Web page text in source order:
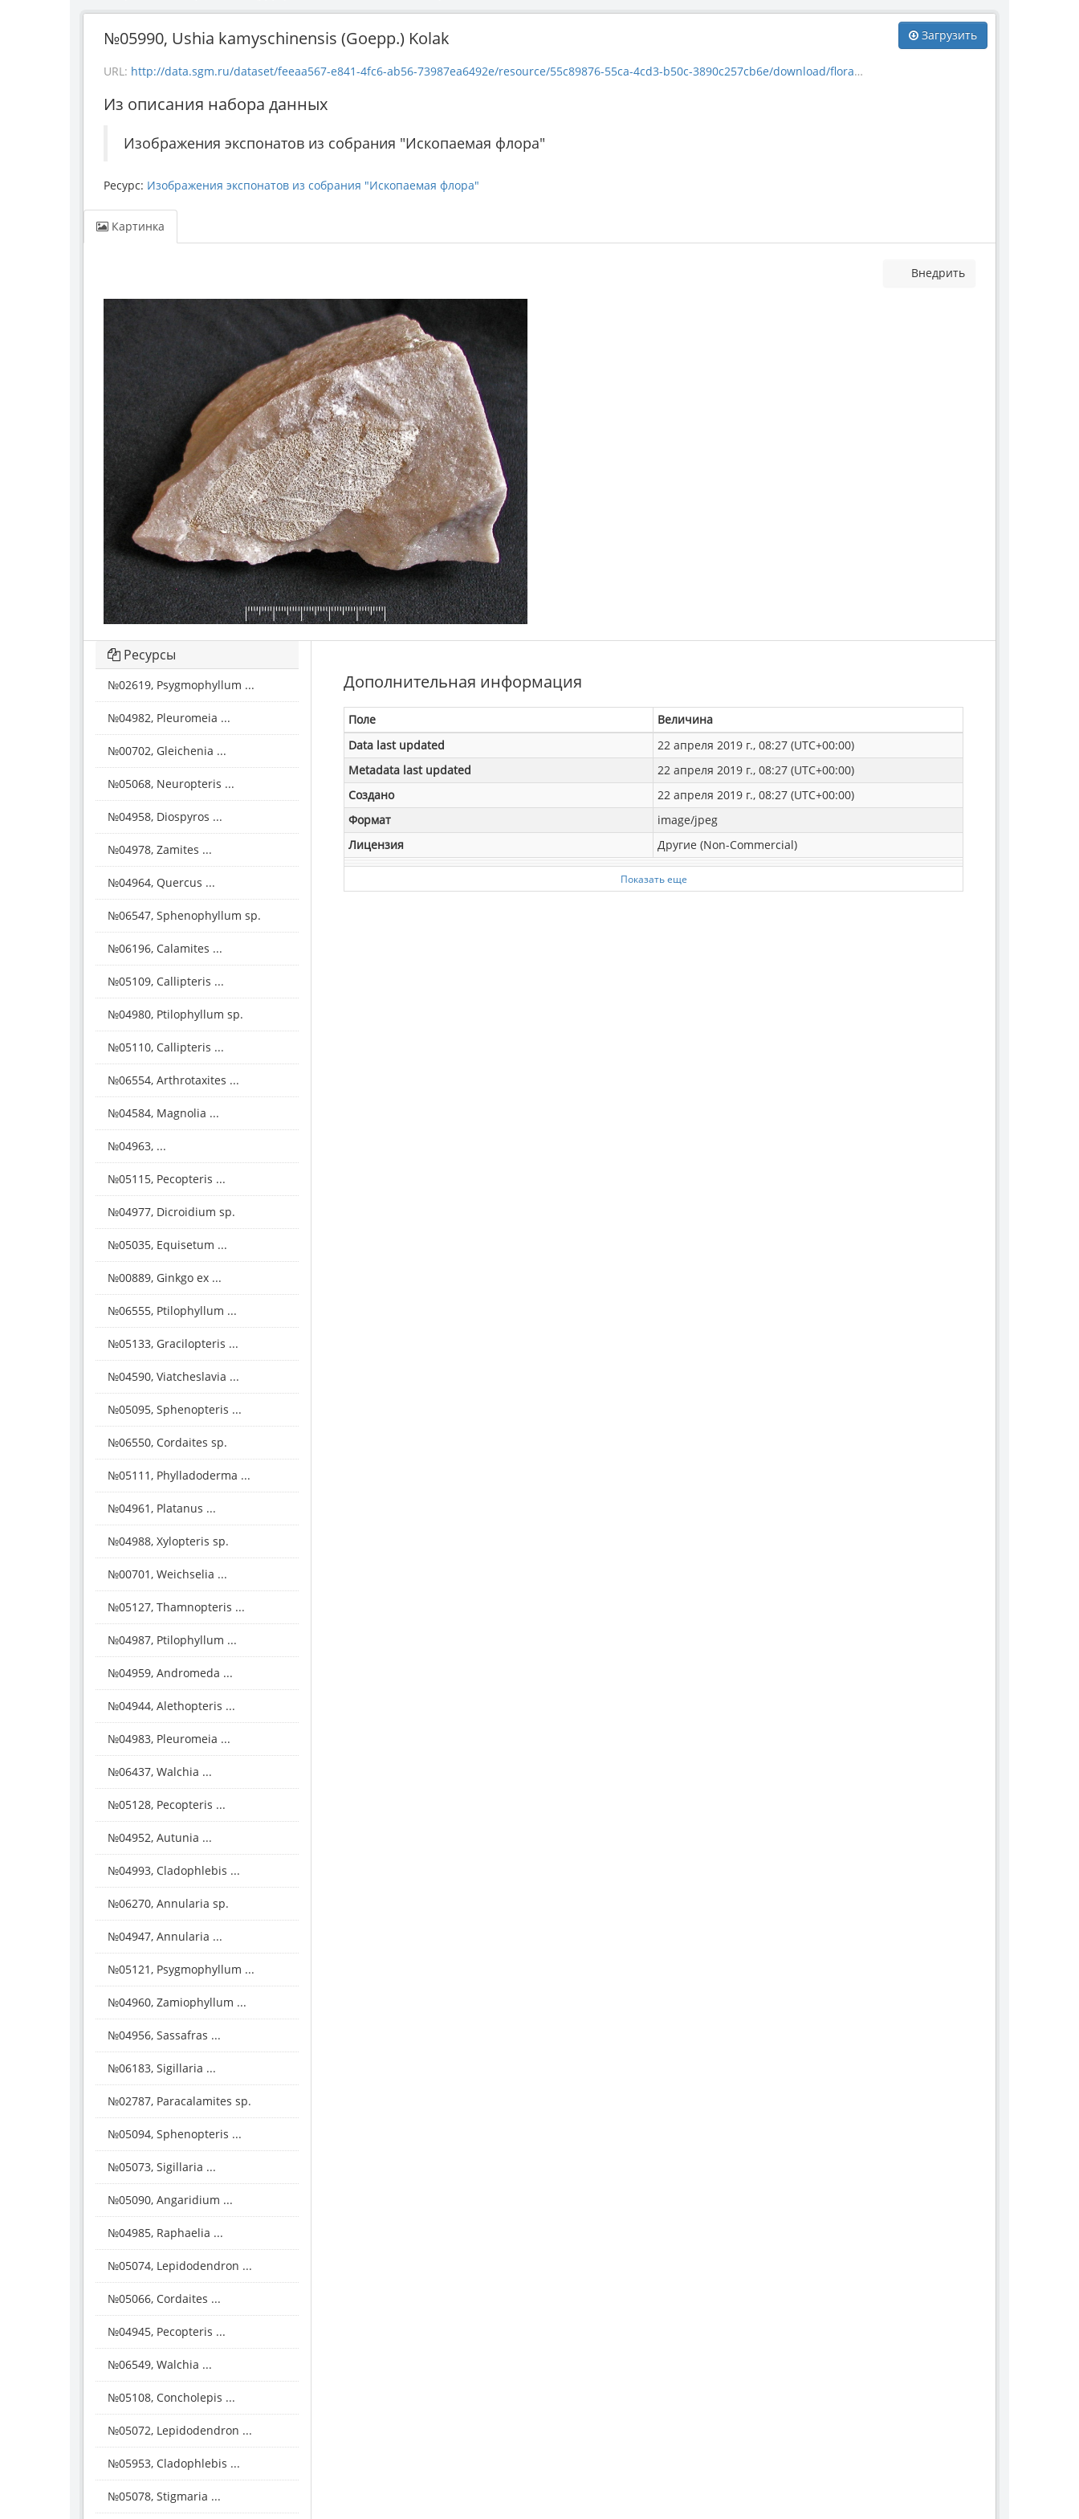
Загрузить
№05990, Ushia kamyschinensis (Goepp.) Kolak
URL: http://data.sgm.ru/dataset/feeaa567-e841-4fc6-ab56-73987ea6492e/resource/55c89876-55ca-4cd3-b50c-3890c257cb6e/download/flora_5990.jpg
Из описания набора данных
Изображения экспонатов из собрания "Ископаемая флора"
Ресурс: Изображения экспонатов из собрания "Ископаемая флора"
Картинка
Внедрить
Дополнительная информация
Поле
Величина
Data last updated
22 апреля 2019 г., 08:27 (UTC+00:00)
Metadata last updated
22 апреля 2019 г., 08:27 (UTC+00:00)
Создано
22 апреля 2019 г., 08:27 (UTC+00:00)
Формат
image/jpeg
Лицензия
Другие (Non-Commercial)
Показать еще
Ресурсы
№02619, Psygmophyllum ...
№04982, Pleuromeia ...
№00702, Gleichenia ...
№05068, Neuropteris ...
№04958, Diospyros ...
№04978, Zamites ...
№04964, Quercus ...
№06547, Sphenophyllum sp.
№06196, Calamites ...
№05109, Callipteris ...
№04980, Ptilophyllum sp.
№05110, Callipteris ...
№06554, Arthrotaxites ...
№04584, Magnolia ...
№04963, ...
№05115, Pecopteris ...
№04977, Dicroidium sp.
№05035, Equisetum ...
№00889, Ginkgo ex ...
№06555, Ptilophyllum ...
№05133, Gracilopteris ...
№04590, Viatcheslavia ...
№05095, Sphenopteris ...
№06550, Cordaites sp.
№05111, Phylladoderma ...
№04961, Platanus ...
№04988, Xylopteris sp.
№00701, Weichselia ...
№05127, Thamnopteris ...
№04987, Ptilophyllum ...
№04959, Andromeda ...
№04944, Alethopteris ...
№04983, Pleuromeia ...
№06437, Walchia ...
№05128, Pecopteris ...
№04952, Autunia ...
№04993, Cladophlebis ...
№06270, Annularia sp.
№04947, Annularia ...
№05121, Psygmophyllum ...
№04960, Zamiophyllum ...
№04956, Sassafras ...
№06183, Sigillaria ...
№02787, Paracalamites sp.
№05094, Sphenopteris ...
№05073, Sigillaria ...
№05090, Angaridium ...
№04985, Raphaelia ...
№05074, Lepidodendron ...
№05066, Cordaites ...
№04945, Pecopteris ...
№06549, Walchia ...
№05108, Concholepis ...
№05072, Lepidodendron ...
№05953, Cladophlebis ...
№05078, Stigmaria ...